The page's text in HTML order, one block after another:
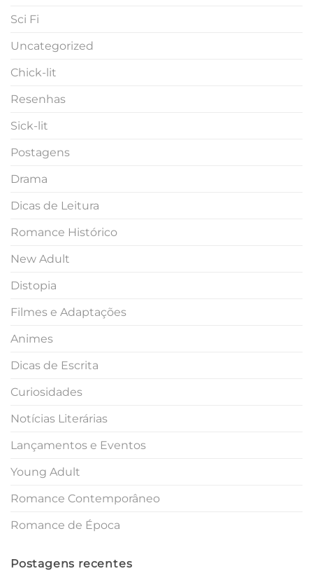
Sci Fi
Uncategorized
Chick-lit
Resenhas
Sick-lit
Postagens
Drama
Dicas de Leitura
Romance Histórico
New Adult
Distopia
Filmes e Adaptações
Animes
Dicas de Escrita
Curiosidades
Notícias Literárias
Lançamentos e Eventos
Young Adult
Romance Contemporâneo
Romance de Época
Postagens recentes